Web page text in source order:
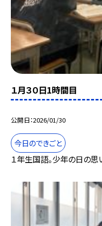
１月３０日1時間目
公開日 2026/01/30
今日のできごと
１年生国語。少年の日の思